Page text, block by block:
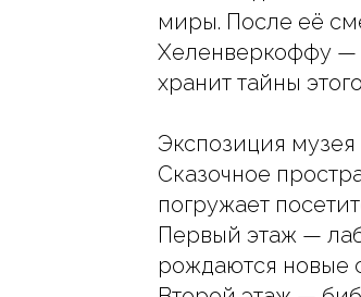
миры. После её
Хеленверкоффу —
хранит тайны
Экспозиция музея
Сказочное
погружает
Первый этаж —
рождаются новые